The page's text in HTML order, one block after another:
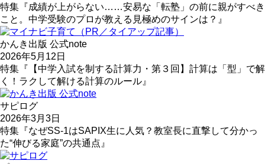
特集『成績が上がらない……安易な「転塾」の前に親がすべき
こと。中学受験のプロが教える見極めのサインは？』
かんき出版 公式note
2026年5月12日
特集『【中学入試を制する計算力・第３回】計算は「型」で解
く！ラクして解ける計算のルール』
サピログ
2026年3月3日
特集『なぜSS-1はSAPIX生に人気？教室長に直撃して分かっ
た“伸びる家庭”の共通点』